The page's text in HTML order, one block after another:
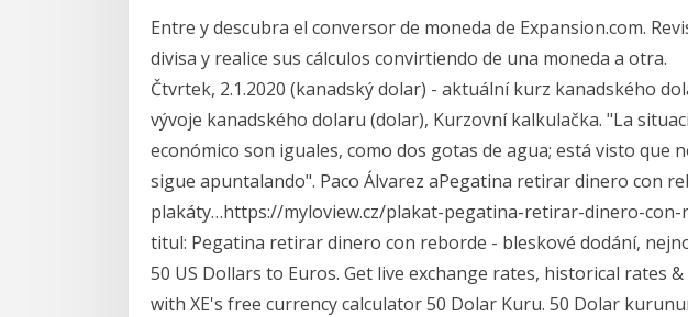
Entre y descubra el conversor de moneda de Expansion.com.
divisa y realice sus cálculos convirtiendo de una moneda a otra.
Čtvrtek, 2.1.2020 (kanadský dolar) - aktuální kurz kanadského
vývoje kanadského dolaru (dolar), Kurzovní kalkulačka. "La
económico son iguales, como dos gotas de agua; está visto que
sigue apuntalando". Paco Álvarez aPegatina retirar dinero con
plakáty…https://myloview.cz/plakat-pegatina-retirar-dinero-con-
titul: Pegatina retirar dinero con reborde - bleskové dodání,
50 US Dollars to Euros. Get live exchange rates, historical rates
with XE's free currency calculator 50 Dolar Kuru. 50 Dolar